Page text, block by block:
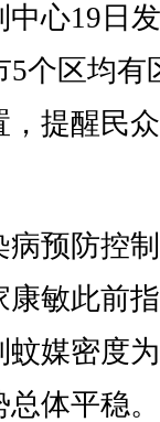
心19日
5个区均有
，提醒民
预防控
康敏此前
蚊媒密度
总体平稳